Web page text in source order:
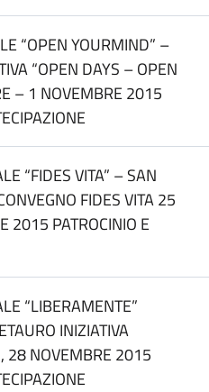
“OPEN YOURMIND” –
“OPEN DAYS – OPEN
– 1 NOVEMBRE 2015
“FIDES VITA” – SAN
FIDES VITA 25
2015 PATROCINIO E
“LIBERAMENTE”
INIZIATIVA
28 NOVEMBRE 2015